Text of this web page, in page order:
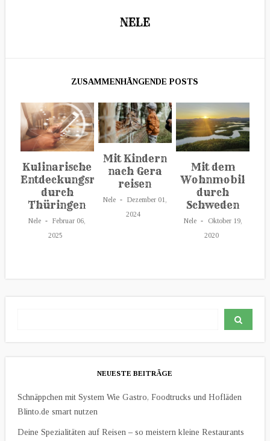
NELE
Kulinarische
Entdeckungsreise
durch
Thüringen
Nele
Februar 06,
2025
Mit Kindern
nach Gera
reisen
Nele
Dezember 01,
2024
Mit dem
Wohnmobil
durch
Schweden
Nele
Oktober 19,
2020
NEUESTE BEITRÄGE
Schnäppchen mit System Wie Gastro, Foodtrucks und Hofläden
Blinto.de smart nutzen
Deine Spezialitäten auf Reisen – so meistern kleine Restaurants